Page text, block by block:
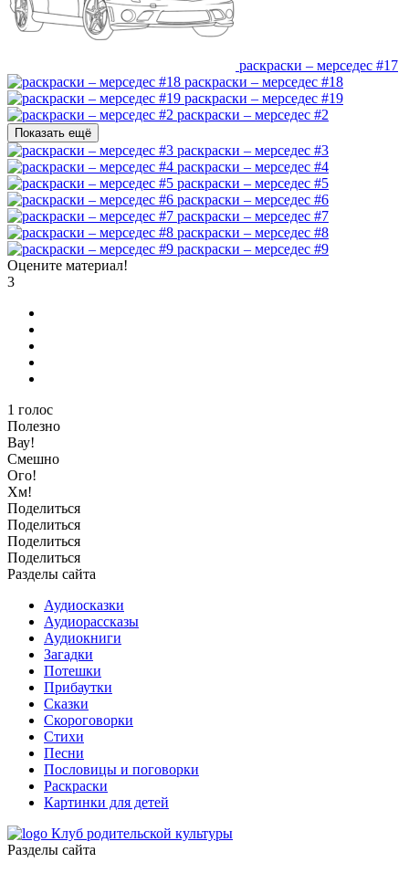
раскраски – мерседес #17
раскраски – мерседес #18
раскраски – мерседес #19
раскраски – мерседес #2
Показать ещё
раскраски – мерседес #3
раскраски – мерседес #4
раскраски – мерседес #5
раскраски – мерседес #6
раскраски – мерседес #7
раскраски – мерседес #8
раскраски – мерседес #9
Оцените материал!
3
1 голос
Полезно
Вау!
Смешно
Ого!
Хм!
Поделиться
Поделиться
Поделиться
Поделиться
Разделы сайта
Аудиосказки
Аудиорассказы
Аудиокниги
Загадки
Потешки
Прибаутки
Сказки
Скороговорки
Стихи
Песни
Пословицы и поговорки
Раскраски
Картинки для детей
Клуб родительской культуры
Разделы сайта